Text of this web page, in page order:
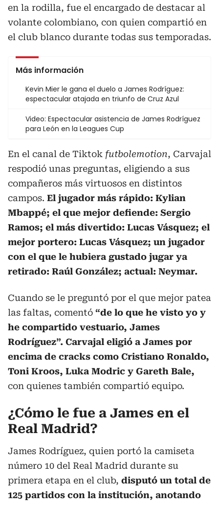
en la rodilla, fue el encargado de destacar al
volante colombiano, con quien compartió en
el club blanco durante todas sus temporadas.
Más información
Kevin Mier le gana el duelo a James Rodríguez:
espectacular atajada en triunfo de Cruz Azul
Video: Espectacular asistencia de James Rodríguez
para León en la Leagues Cup
En el canal de Tiktok futbolemotion, Carvajal
respodió unas preguntas, eligiendo a sus
compañeros más virtuosos en distintos
campos. El jugador más rápido: Kylian
Mbappé; el que mejor defiende: Sergio
Ramos; el más divertido: Lucas Vásquez; el
mejor portero: Lucas Vásquez; un jugador
con el que le hubiera gustado jugar ya
retirado: Raúl González; actual: Neymar.
Cuando se le preguntó por el que mejor patea
las faltas, comentó “de lo que he visto yo y
he compartido vestuario, James
Rodríguez”. Carvajal eligió a James por
encima de cracks como Cristiano Ronaldo,
Toni Kroos, Luka Modric y Gareth Bale,
con quienes también compartió equipo.
¿Cómo le fue a James en el
Real Madrid?
James Rodríguez, quien portó la camiseta
número 10 del Real Madrid durante su
primera etapa en el club, disputó un total de
125 partidos con la institución, anotando